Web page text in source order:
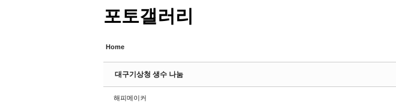
포토갤러리
Home
대구기상청 생수 나눔
해피메이커